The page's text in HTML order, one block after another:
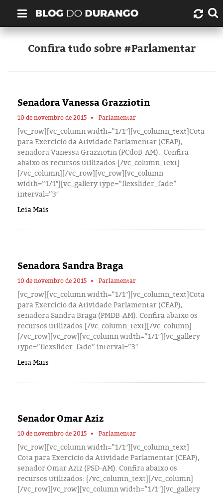
Quem é Durango Duarte?
Artigos
Amazonas
Manaus
Política
Livros
Confira tudo sobre #Parlamentar
Senadora Vanessa Grazziotin
10 de novembro de 2015 Parlamentar
[vc_row][vc_column width=”1/1″][vc_column_text]Cota
para Exercício da Atividade Parlamentar (CEAP),
senadora Vanessa Grazziotin (PCdoB-AM). Confira
abaixo os recursos utilizados:[/vc_column_text]
[/vc_column][/vc_row][vc_row][vc_column
width=”1/1″][vc_gallery type=”flexslider_fade”
interval=”3″
Leia Mais
Senadora Sandra Braga
10 de novembro de 2015 Parlamentar
[vc_row][vc_column width=”1/1″][vc_column_text]Cota
para Exercício da Atividade Parlamentar (CEAP),
senadora Sandra Braga (PMDB-AM). Confira abaixo os
recursos utilizados:[/vc_column_text][/vc_column]
[/vc_row][vc_row][vc_column width=”1/1″][vc_gallery
type=”flexslider_fade” interval=”3″
Leia Mais
Senador Omar Aziz
10 de novembro de 2015 Parlamentar
[vc_row][vc_column width=”1/1″][vc_column_text]
Cota para Exercício da Atividade Parlamentar (CEAP),
senador Omar Aziz (PSD-AM). Confira abaixo os
recursos utilizados: [/vc_column_text][/vc_column]
[/vc_row][vc_row][vc_column width=”1/1″][vc_gallery